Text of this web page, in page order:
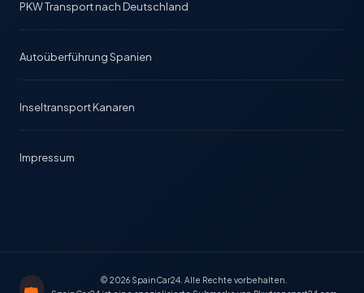
PKW Transport nach Deutschland
Autoüberführung Spanien
Inseltransport Kanaren
Impressum
© 2026 SpainCar24. Alle Rechte vorbehalten.